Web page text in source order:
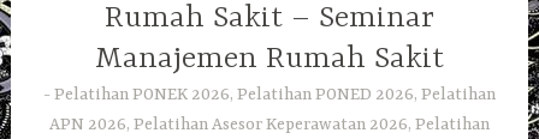
Rumah Sakit – Seminar
Manajemen Rumah Sakit
Pelatihan PONEK 2026, Pelatihan PONED 2026, Pelatihan
APN 2026, Pelatihan Asesor Keperawatan 2026, Pelatihan